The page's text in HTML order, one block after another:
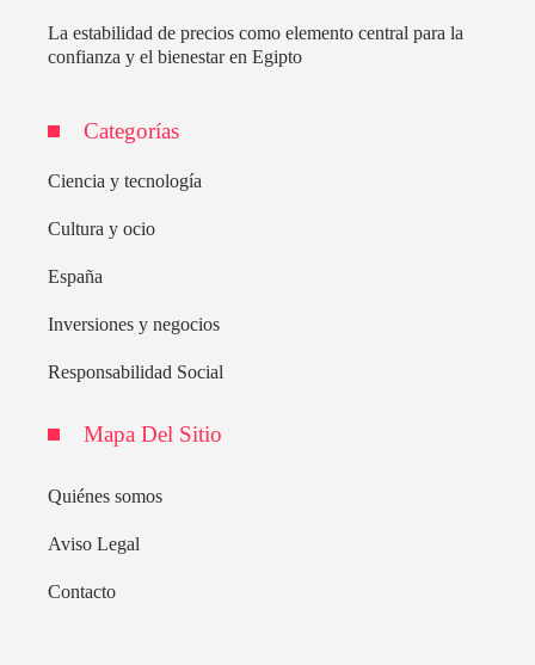
La estabilidad de precios como elemento central para la
confianza y el bienestar en Egipto
Categorías
Ciencia y tecnología
Cultura y ocio
España
Inversiones y negocios
Responsabilidad Social
Mapa Del Sitio
Quiénes somos
Aviso Legal
Contacto